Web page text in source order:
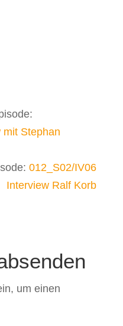
Stephan
012_S02/IV06
Interview Ralf Korb
um einen